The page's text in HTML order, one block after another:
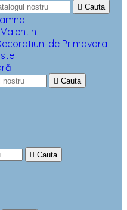
 Cauta
de Primavara
 Cauta
 Cauta